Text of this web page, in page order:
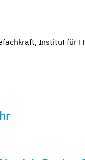
Institut für